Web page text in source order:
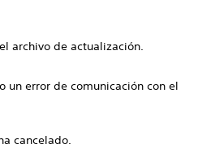
archivo de actualización.
un error de comunicación con el
cancelado.